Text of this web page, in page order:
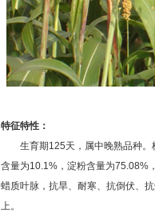
特征特性：
生育期125天，属中晚熟品种。
含量为10.1%，淀粉含量为75.08%
蜡质叶脉，抗旱、耐寒、抗倒伏、
上。